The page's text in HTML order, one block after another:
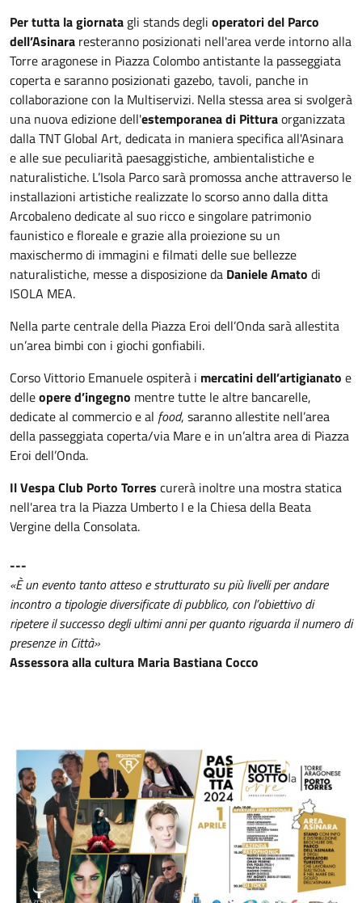
Per tutta la giornata gli stands degli operatori del Parco
dell’Asinara resteranno posizionati nell'area verde intorno alla
Torre aragonese in Piazza Colombo antistante la passeggiata
coperta e saranno posizionati gazebo, tavoli, panche in
collaborazione con la Multiservizi. Nella stessa area si svolgerà
una nuova edizione dell'estemporanea di Pitturaorganizzata
dalla TNT Global Art, dedicata in maniera specifica all'Asinara
e alle sue peculiarità paesaggistiche, ambientalistiche e
naturalistiche. L’Isola Parco sarà promossa anche attraverso le
installazioni artistiche realizzate lo scorso anno dalla ditta
Arcobaleno dedicate al suo ricco e singolare patrimonio
faunistico e floreale e grazie alla proiezione su un
maxischermo di immagini e filmati delle sue bellezze
naturalistiche, messe a disposizione da Daniele Amato di
ISOLA MEA.
Nella parte centrale della Piazza Eroi dell’Onda sarà allestita
un’area bimbi con i giochi gonfiabili.
Corso Vittorio Emanuele ospiterà i mercatini dell’artigianato e
delleopere d’ingegno mentre tutte le altre bancarelle,
dedicate al commercio e al food, saranno allestite nell’area
della passeggiata coperta/via Mare e in un’altra area di Piazza
Eroi dell’Onda.
Il Vespa Club Porto Torres curerà inoltre una mostra statica
nell'area tra la Piazza Umberto I e la Chiesa della Beata
Vergine della Consolata.
---
«È un evento tanto atteso e strutturato su più livelli per andare
incontro a tipologie diversificate di pubblico, con l’obiettivo di
ripetere il successo degli ultimi anni per quanto riguarda il numero di
presenze in Città»
Assessora alla cultura Maria Bastiana Cocco